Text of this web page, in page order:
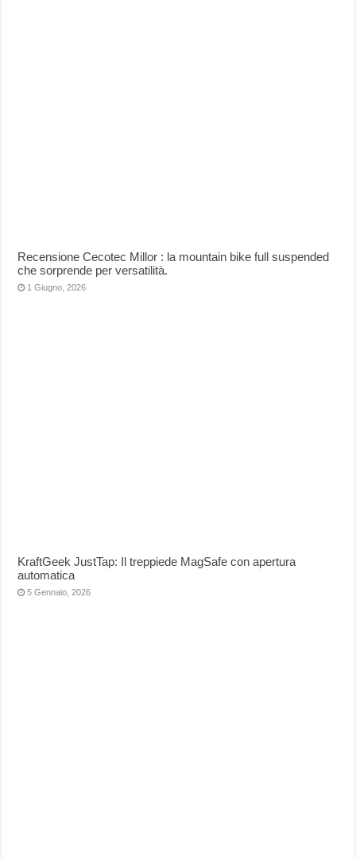
Recensione Cecotec Millor : la mountain bike full suspended
che sorprende per versatilità.
1 Giugno, 2026
KraftGeek JustTap: Il treppiede MagSafe con apertura
automatica
5 Gennaio, 2026